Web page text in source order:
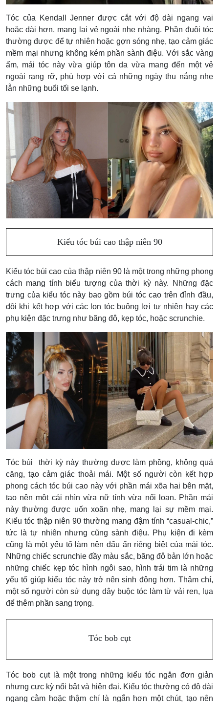
Tóc của Kendall Jenner được cắt với độ dài ngang vai
hoặc dài hơn, mang lại vẻ ngoài nhẹ nhàng. Phần đuôi tóc
thường được để tự nhiên hoặc gợn sóng nhẹ, tạo cảm giác
mềm mại nhưng không kém phần sành điệu. Với sắc vàng
ấm, mái tóc này vừa giúp tôn da vừa mang đến một vẻ
ngoài rạng rỡ, phù hợp với cả những ngày thu nắng nhẹ
lẫn những buổi tối se lạnh.
Kiểu tóc búi cao thập niên 90
Kiểu tóc búi cao của thập niên 90 là một trong những phong
cách mang tính biểu tượng của thời kỳ này. Những đặc
trưng của kiểu tóc này bao gồm búi tóc cao trên đỉnh đầu,
đôi khi kết hợp với các lọn tóc buông lơi tự nhiên hay các
phụ kiện đặc trưng như băng đô, kẹp tóc, hoặc scrunchie.
Tóc búi thời kỳ này thường được làm phồng, không quá
căng, tạo cảm giác thoải mái. Một số người còn kết hợp
phong cách tóc búi cao này với phần mái xõa hai bên mặt,
tạo nên một cái nhìn vừa nữ tính vừa nổi loạn. Phần mái
này thường được uốn xoăn nhẹ, mang lại sự mềm mại.
Kiểu tóc thập niên 90 thường mang đậm tính “casual-chic,”
tức là tự nhiên nhưng cũng sành điệu. Phụ kiện đi kèm
cũng là một yếu tố làm nên dấu ấn riêng biệt của mái tóc.
Những chiếc scrunchie đầy màu sắc, băng đô bản lớn hoặc
những chiếc kẹp tóc hình ngôi sao, hình trái tim là những
yếu tố giúp kiểu tóc này trở nên sinh động hơn. Thậm chí,
một số người còn sử dụng dây buộc tóc làm từ vải ren, lụa
để thêm phần sang trọng.
Tóc bob cụt
Tóc bob cụt là một trong những kiểu tóc ngắn đơn giản
nhưng cực kỳ nổi bật và hiện đại. Kiểu tóc thường có độ dài
ngang cằm hoặc thậm chí là ngắn hơn một chút, tạo nên